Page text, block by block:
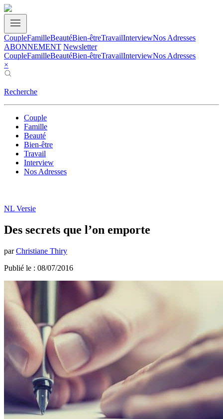
CoupleFamilleBeautéBien-êtreTravailInterviewNos Adresses
ABONNEMENT Newsletter
CoupleFamilleBeautéBien-êtreTravailInterviewNos Adresses
×
Recherche
Couple
Famille
Beauté
Bien-être
Travail
Interview
Nos Adresses
NL Versie
Des secrets que l’on emporte
par Christiane Thiry
Publié le : 08/07/2016